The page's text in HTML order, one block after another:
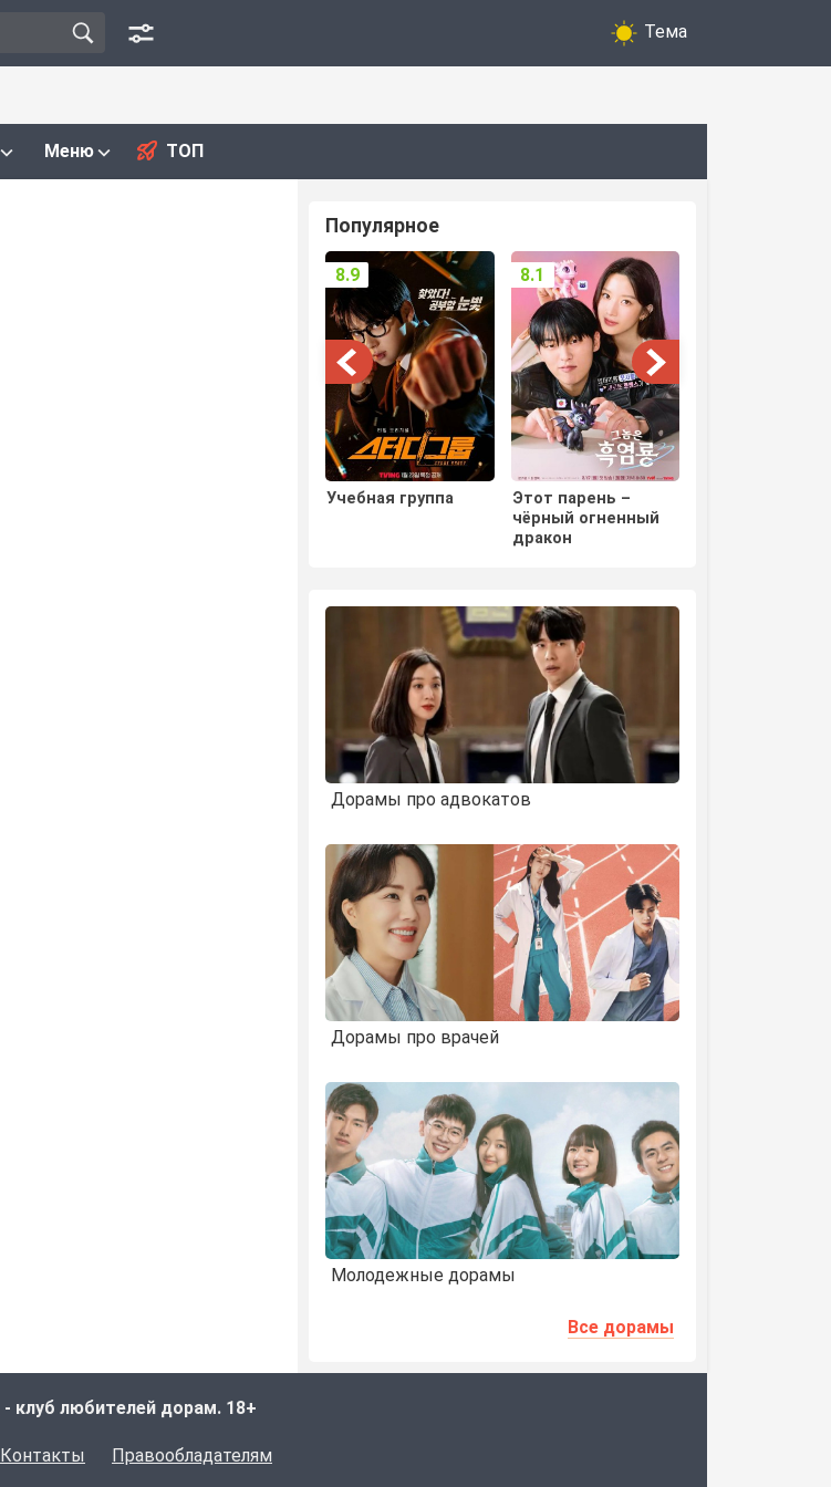
Тема
Меню ТОП
Популярное
Учебная группа
8.9
Этот парень –
чёрный огненный
дракон
8.1
Дорамы про адвокатов
Дорамы про врачей
Молодежные дорамы
Все дорамы
- клуб любителей дорам. 18+
Контакты Правообладателям